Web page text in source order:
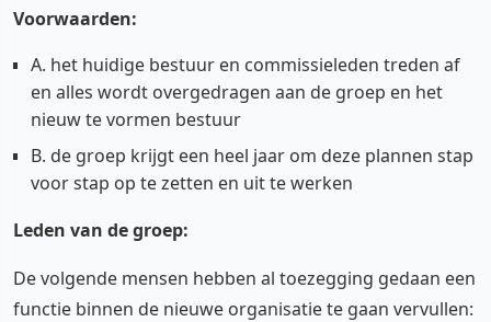
Voorwaarden:
A. het huidige bestuur en commissieleden treden af
en alles wordt overgedragen aan de groep en het
nieuw te vormen bestuur
B. de groep krijgt een heel jaar om deze plannen stap
voor stap op te zetten en uit te werken
Leden van de groep:
De volgende mensen hebben al toezegging gedaan een
functie binnen de nieuwe organisatie te gaan vervullen: